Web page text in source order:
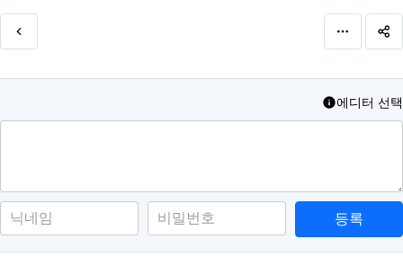
에디터 선택
등록